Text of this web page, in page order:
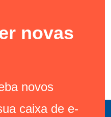
novas
novos
caixa de e-